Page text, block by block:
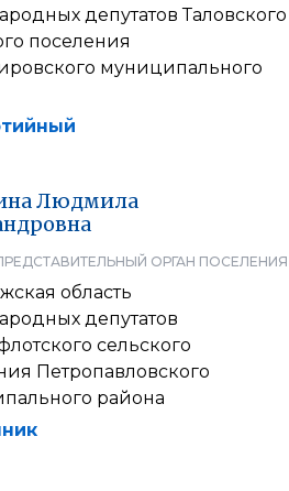
депутатов Таловского
поселения
муниципального
Людмила
ОРГАН ПОСЕЛЕНИЯ
область
депутатов
сельского
Петропавловского
района